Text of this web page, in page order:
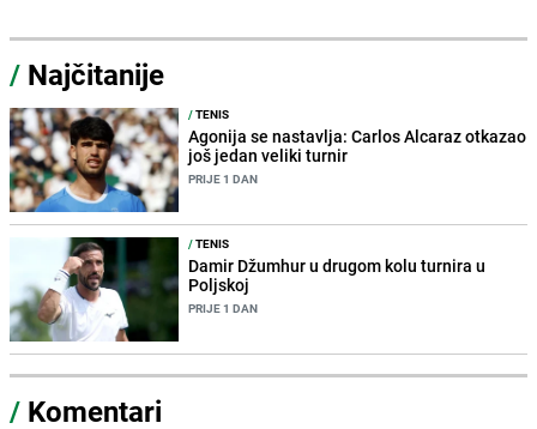
/ Najčitanije
/TENIS
Agonija se nastavlja: Carlos Alcaraz otkazao
još jedan veliki turnir
PRIJE 1 DAN
/TENIS
Damir Džumhur u drugom kolu turnira u
Poljskoj
PRIJE 1 DAN
/ Komentari